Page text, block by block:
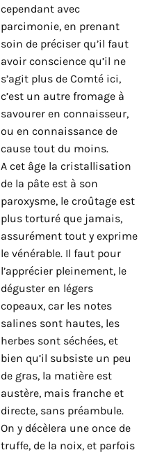
cependant avec
parcimonie, en prenant
soin de préciser qu’il faut
avoir conscience qu’il ne
s’agit plus de Comté ici,
c’est un autre fromage à
savourer en connaisseur,
ou en connaissance de
cause tout du moins.
A cet âge la cristallisation
de la pâte est à son
paroxysme, le croûtage est
plus torturé que jamais,
assurément tout y exprime
le vénérable. Il faut pour
l’apprécier pleinement, le
déguster en légers
copeaux, car les notes
salines sont hautes, les
herbes sont séchées, et
bien qu’il subsiste un peu
de gras, la matière est
austère, mais franche et
directe, sans préambule.
On y décèlera une once de
truffe, de la noix, et parfois